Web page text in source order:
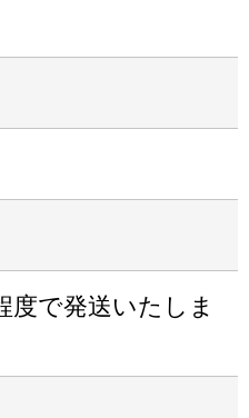
度で発送いたしま